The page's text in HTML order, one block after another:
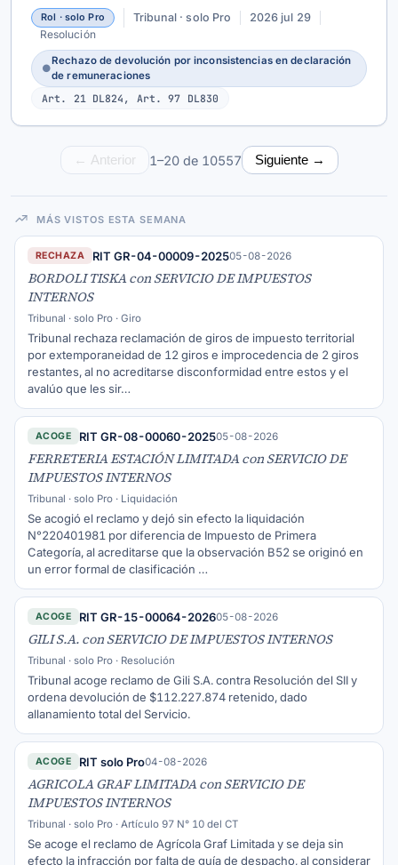
juradas de remuneraciones, sin acreditación
suficiente del resultado tributario.
Rol · solo Pro Tribunal · solo Pro
2026 jul 29
Resolución
●
Rechazo de devolución por inconsistencias en declaración
de remuneraciones
Art. 21 DL824, Art. 97 DL830
← Anterior 1–20 de 10557 Siguiente →
MÁS VISTOS ESTA SEMANA
RECHAZA RIT GR-04-00009-202505-08-2026
BORDOLI TISKA con SERVICIO DE IMPUESTOS
INTERNOS
Tribunal · solo Pro · Giro
Tribunal rechaza reclamación de giros de impuesto territorial
por extemporaneidad de 12 giros e improcedencia de 2 giros
restantes, al no acreditarse disconformidad entre estos y el
avalúo que les sir…
ACOGE RIT GR-08-00060-202505-08-2026
FERRETERIA ESTACIÓN LIMITADA con SERVICIO DE
IMPUESTOS INTERNOS
Tribunal · solo Pro · Liquidación
Se acogió el reclamo y dejó sin efecto la liquidación
N°220401981 por diferencia de Impuesto de Primera
Categoría, al acreditarse que la observación B52 se originó en
un error formal de clasificación …
ACOGE RIT GR-15-00064-202605-08-2026
GILI S.A. con SERVICIO DE IMPUESTOS INTERNOS
Tribunal · solo Pro · Resolución
Tribunal acoge reclamo de Gili S.A. contra Resolución del SII y
ordena devolución de $112.227.874 retenido, dado
allanamiento total del Servicio.
ACOGE RIT solo Pro04-08-2026
AGRICOLA GRAF LIMITADA con SERVICIO DE
IMPUESTOS INTERNOS
Tribunal · solo Pro · Artículo 97 N° 10 del CT
Se acoge el reclamo de Agrícola Graf Limitada y se deja sin
efecto la infracción por falta de guía de despacho, al considerar